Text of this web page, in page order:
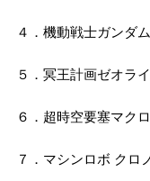
４．機動戦士ガンダ
５．冥王計画ゼオラ
６．超時空要塞マク
７．マシンロボ クロ